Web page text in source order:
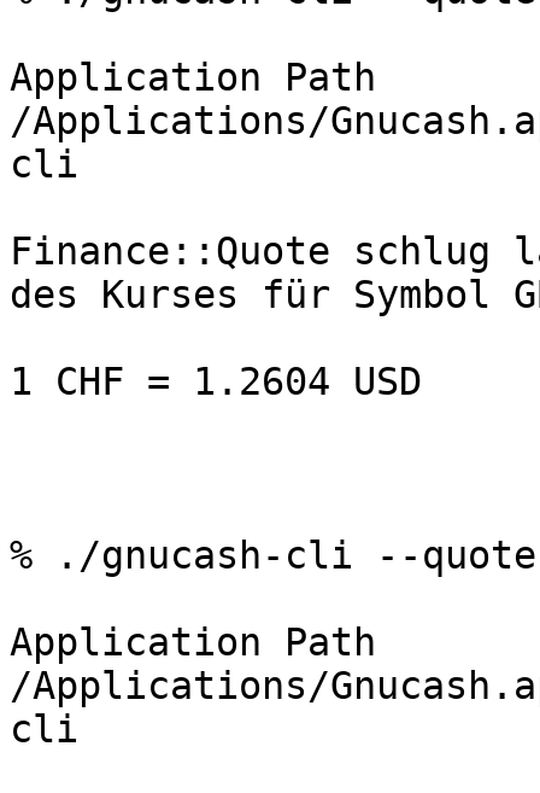
Application Path
/Applications/
cli
Finance::Quote schlug
des Kurses für Symbol
1 CHF = 1.2604 USD
% ./gnucash-cli --quotes
Application Path
/Applications/
cli